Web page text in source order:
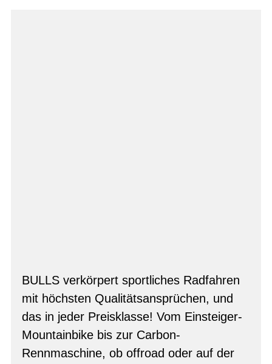
BULLS verkörpert sportliches Radfahren
mit höchsten Qualitätsansprüchen, und
das in jeder Preisklasse! Vom Einsteiger-
Mountainbike bis zur Carbon-
Rennmaschine, ob offroad oder auf der